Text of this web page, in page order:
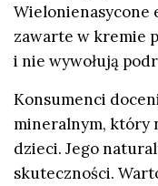
Wielonienasycone
zawarte w kremie
i nie wywołują
Konsumenci
mineralnym, który
dzieci. Jego
skuteczności.